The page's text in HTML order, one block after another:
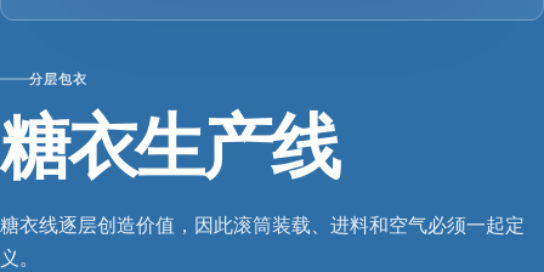
分层包衣
糖衣生产线
糖衣线逐层创造价值，因此滚筒装载、进料和空气必须一起定
义。